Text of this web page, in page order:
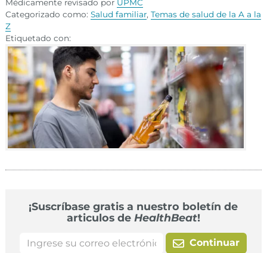
Médicamente revisado por UPMC
Categorizado como: Salud familiar, Temas de salud de la A a la
Z
Etiquetado con:
¡Suscríbase gratis a nuestro boletín de
articulos de HealthBeat!
Continuar